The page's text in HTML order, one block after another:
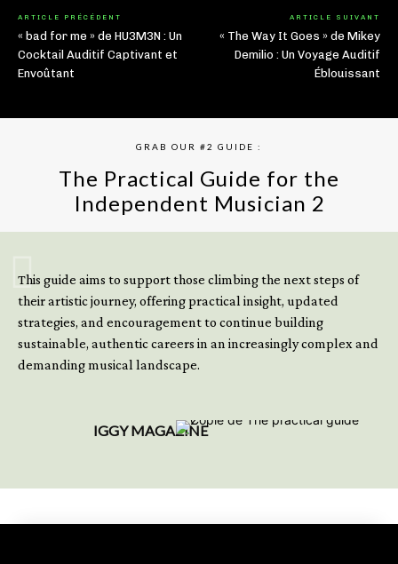
ARTICLE PRÉCÉDENT
« bad for me » de HU3M3N : Un
Cocktail Auditif Captivant et
Envoûtant
ARTICLE SUIVANT
« The Way It Goes » de Mikey
Demilio : Un Voyage Auditif
Éblouissant
GRAB OUR #2 GUIDE :
The Practical Guide for the
Independent Musician 2
This guide aims to support those climbing the next steps of
their artistic journey, offering practical insight, updated
strategies, and encouragement to continue building
sustainable, authentic careers in an increasingly complex and
demanding musical landscape.
IGGY MAGAZINE